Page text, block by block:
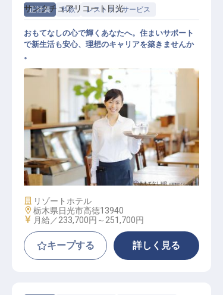
正社員 料飲 レストランサービス
レストランサービス【サンクチュア
リコート日光】
サンクチュアリコート日光
おもてなしの心で輝くあなたへ。住まいサポート
で新生活も安心、理想のキャリアを築きませんか
。
施設業態
リゾートホテル
勤務地
栃木県日光市高徳13940
給与
月給／233,700円～ 251,700円
キープする 詳しく見る